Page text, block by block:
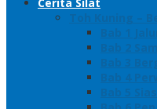
Toh Kuning –
Bab 1
Bab 2
Bab 3
Bab 4
Bab 5